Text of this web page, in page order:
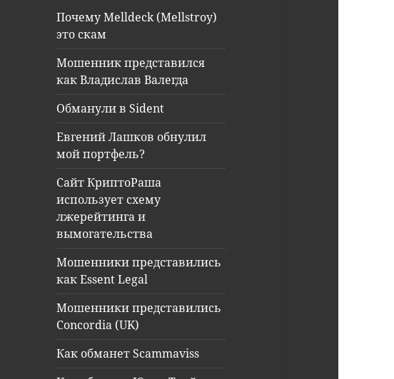
Почему Melldeck (Mellstroy)
это скам
Мошенник представился
как Владислав Валегда
Обманули в Sident
Евгений Лашков обнулил
мой портфель?
Сайт КриптоРаша
использует схему
лжерейтинга и
вымогательства
Мошенники представились
как Essent Legal
Мошенники представились
Concordia (UK)
Как обманет Scammaviss